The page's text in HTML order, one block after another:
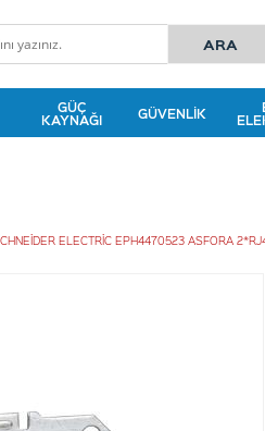
GÜÇ
KAYNAĞI GÜVENLIK
ELECTRİC EPH4470523 ASFORA